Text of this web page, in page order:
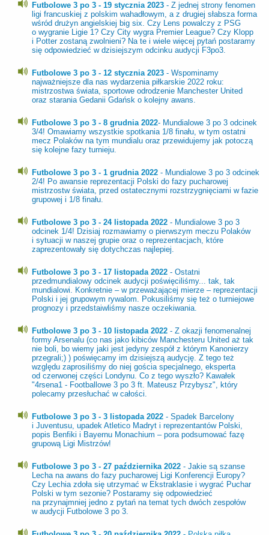
Futbolowe 3 po 3 - 19 stycznia 2023 - Z jednej strony fenomen
ligi francuskiej z polskim wahadłowym, a z drugiej słabsza forma
wśród drużyn angielskiej big six. Czy Lens powalczy z PSG
o wygranie Ligie 1? Czy City wygra Premier League? Czy Klopp
i Potter zostaną zwolnieni? Na te i wiele więcej pytań postaramy
się odpowiedzieć w dzisiejszym odcinku audycji F3po3.
Futbolowe 3 po 3 - 12 stycznia 2023 - Wspominamy
najważniejsze dla nas wydarzenia piłkarskie 2022 roku:
mistrzostwa świata, sportowe odrodzenie Manchester United
oraz starania Gedanii Gdańsk o kolejny awans.
Futbolowe 3 po 3 - 8 grudnia 2022- Mundialowe 3 po 3 odcinek
3/4! Omawiamy wszystkie spotkania 1/8 finału, w tym ostatni
mecz Polaków na tym mundialu oraz przewidujemy jak potoczą
się kolejne fazy turnieju.
Futbolowe 3 po 3 - 1 grudnia 2022 - Mundialowe 3 po 3 odcinek
2/4! Po awansie reprezentacji Polski do fazy pucharowej
mistrzostw świata, przed ostatecznymi rozstrzygnięciami w fazie
grupowej i 1/8 finału.
Futbolowe 3 po 3 - 24 listopada 2022 - Mundialowe 3 po 3
odcinek 1/4! Dzisiaj rozmawiamy o pierwszym meczu Polaków
i sytuacji w naszej grupie oraz o reprezentacjach, które
zaprezentowały się dotychczas najlepiej.
Futbolowe 3 po 3 - 17 listopada 2022 - Ostatni
przedmundialowy odcinek audycji poświęciliśmy... tak, tak
mundialowi. Konkretnie – w przeważającej mierze – reprezentacji
Polski i jej grupowym rywalom. Pokusiliśmy się też o turniejowe
prognozy i przedstaiwliśmy nasze oczekiwania.
Futbolowe 3 po 3 - 10 listopada 2022 - Z okazji fenomenalnej
formy Arsenalu (co nas jako kibiców Manchesteru United aż tak
nie boli, bo wiemy jaki jest jedyny zespół z którym Kanonierzy
przegrali;) ) poświęcamy im dzisiejszą audycję. Z tego też
względu zaprosiliśmy do niej gościa specjalnego, eksperta
od czerwonej części Londynu. Co z tego wyszło? Kawałek
"4rsena1 - Footballowe 3 po 3 ft. Mateusz Przybysz", który
polecamy przesłuchać w całości.
Futbolowe 3 po 3 - 3 listopada 2022 - Spadek Barcelony
i Juventusu, upadek Atletico Madryt i reprezentantów Polski,
popis Benfiki i Bayernu Monachium – pora podsumować fazę
grupową Ligi Mistrzów!
Futbolowe 3 po 3 - 27 października 2022 - Jakie są szanse
Lecha na awans do fazy pucharowej Ligi Konferencji Europy?
Czy Lechia zdoła się utrzymać w Ekstraklasie i wygrać Puchar
Polski w tym sezonie? Postaramy się odpowiedzieć
na przynajmniej jedno z pytań na temat tych dwóch zespołów
w audycji Futbolowe 3 po 3.